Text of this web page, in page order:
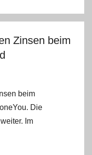
Zinsen beim
n
beim
Die
Im